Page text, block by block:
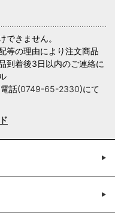
できません。
等の理由により注文商品
到着後3日以内のご連絡に
話(0749-65-2330)にて